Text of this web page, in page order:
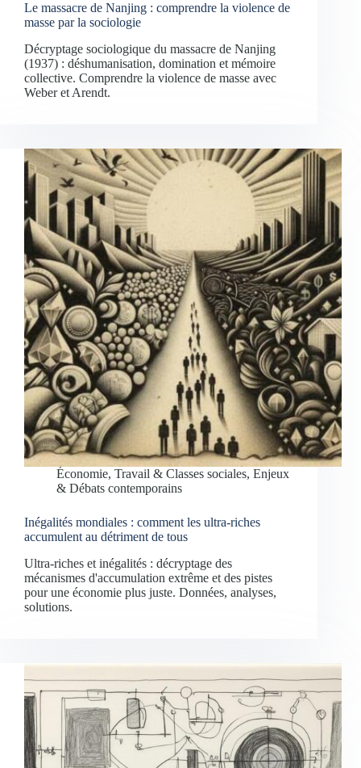
Le massacre de Nanjing : comprendre la violence de
masse par la sociologie
Décryptage sociologique du massacre de Nanjing
(1937) : déshumanisation, domination et mémoire
collective. Comprendre la violence de masse avec
Weber et Arendt.
Économie, Travail & Classes sociales, Enjeux
& Débats contemporains
Inégalités mondiales : comment les ultra-riches
accumulent au détriment de tous
Ultra-riches et inégalités : décryptage des
mécanismes d'accumulation extrême et des pistes
pour une économie plus juste. Données, analyses,
solutions.